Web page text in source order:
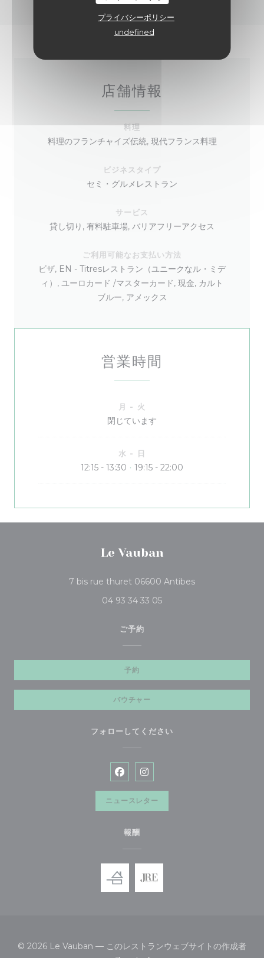
プライバシーポリシー
undefined
店舗情報
料理
料理のフランチャイズ伝統, 現代フランス料理
ビジネスタイプ
セミ・グルメレストラン
サービス
貸し切り, 有料駐車場, バリアフリーアクセス
ご利用可能なお支払い方法
ビザ, EN - Titresレストラン（ユニークなル・ミデ
ィ）, ユーロカード /マスターカード, 現金, カルト
ブルー, アメックス
営業時間
月 - 火
閉じています
水 - 日
12:15 - 13:30 • 19:15 - 22:00
Le Vauban
7 bis rue thuret 06600 Antibes((新しいウィンド
04 93 34 33 05
ご予約
予約
バウチャー
フォローしてください
Facebook ((新しいウィンドウで
Instagram ((新しいウィン
ニュースレター
報酬
© 2026 Le Vauban — このレストランウェブサイトの作成者